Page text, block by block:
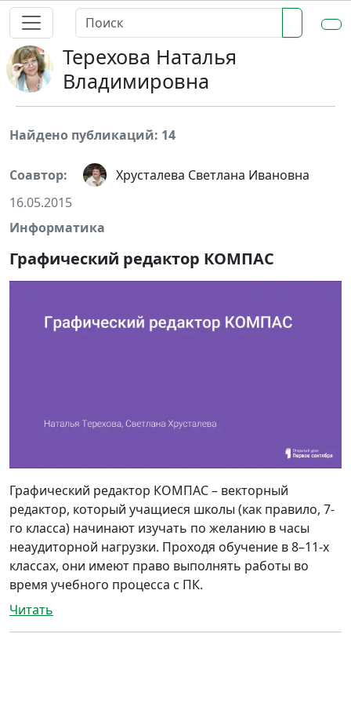
Терехова Наталья
Владимировна
Найдено публикаций: 14
Соавтор:
Хрусталева Светлана Ивановна
16.05.2015
Информатика
Графический редактор КОМПАС
Графический редактор КОМПАС – векторный
редактор, который учащиеся школы (как правило, 7-
го класса) начинают изучать по желанию в часы
неаудиторной нагрузки. Проходя обучение в 8–11-х
классах, они имеют право выполнять работы во
время учебного процесса с ПК.
Читать